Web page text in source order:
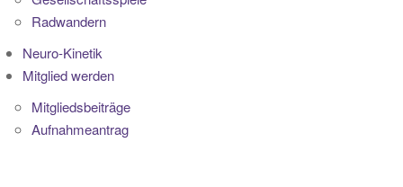
Radwandern
Neuro-Kinetik
Mitglied werden
Mitgliedsbeiträge
Aufnahmeantrag